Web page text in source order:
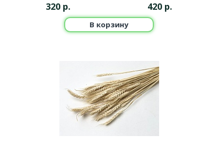
320 р. 420 р.
В корзину